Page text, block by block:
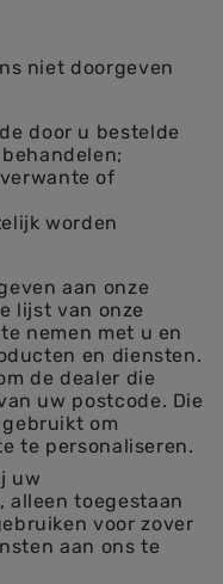
niet doorgeven
door u bestelde
of
worden
aan onze
lijst van onze
nemen met u en
en diensten.
de dealer die
uw postcode. Die
om
te personaliseren.
uw
alleen toegestaan
voor zover
aan ons te